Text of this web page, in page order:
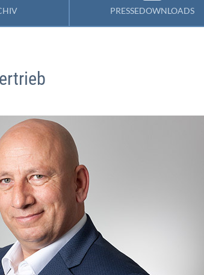
PRESSEDOWNLOADS